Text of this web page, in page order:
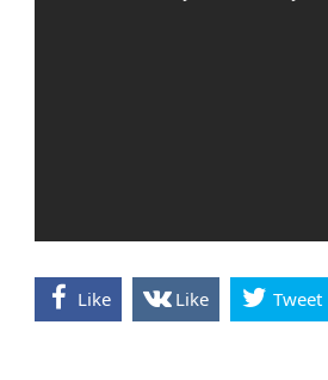
Like Like Tweet